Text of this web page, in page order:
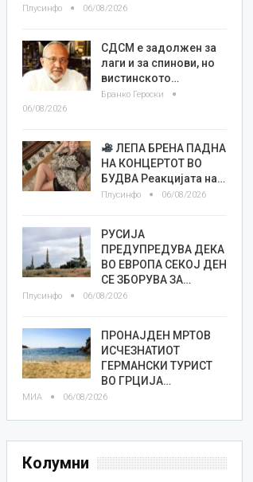
Плусинфо 06/08/2026
СДСМ е задолжен за
лаги и за спинови, но
вистинското…
Бранко Героски
06/08/2026
ЛЕПА БРЕНА ПАДНА
НА КОНЦЕРТОТ ВО
БУДВА Реакцијата на…
Плусинфо 06/08/2026
РУСИЈА
ПРЕДУПРЕДУВА ДЕКА
ВО ЕВРОПА СЕКОЈ ДЕН
СЕ ЗБОРУВА ЗА…
Плусинфо 06/08/2026
ПРОНАЈДЕН МРТОВ
ИСЧЕЗНАТИОТ
ГЕРМАНСКИ ТУРИСТ
ВО ГРЦИЈА…
МИА 06/08/2026
Колумни